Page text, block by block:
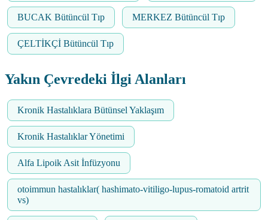
BUCAK Bütüncül Tıp MERKEZ Bütüncül Tıp
ÇELTİKÇİ Bütüncül Tıp
Yakın Çevredeki İlgi Alanları
Kronik Hastalıklara Bütünsel Yaklaşım
Kronik Hastalıklar Yönetimi
Alfa Lipoik Asit İnfüzyonu
otoimmun hastalıklar( hashimato-vitiligo-lupus-romatoid artrit
vs)